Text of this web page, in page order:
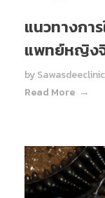
แนวทางกา
แพทย์หญิง
bySawasdeeclinic
Read More